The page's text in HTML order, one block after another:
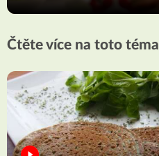
Čtěte více na toto téma